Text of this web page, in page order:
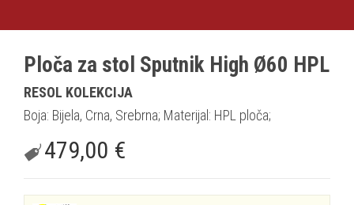
Ploča za stol Sputnik High Ø60 HPL
RESOL KOLEKCIJA
Boja: Bijela, Crna, Srebrna; Materijal: HPL ploča;
479,00 €